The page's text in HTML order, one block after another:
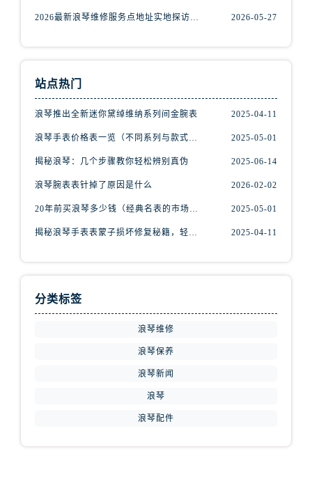
江苏省淮安市清江浦区淮海北路浪琴售后服务中心（需提前预约）
江苏省徐州市鼓楼区淮海东路29号苏宁广场IFC国际金融中心35层3508室浪琴售后服务中心（需提前预约）
江苏省盐城市盐都区世纪大道5号盐城金融城写字楼1号楼16层1604室浪琴售后服务中心（需提前预约）
江苏省扬州市邗江区国展路29号星耀天地写字楼1号楼18层1803室浪琴售后服务中心（需提前预约）
江西省吉安市吉州区井冈山大道浪琴售后服务中心（需提前预约）
2026最新浪琴维修服务点地址实地探访报告 2026-05-27
站点热门
浪琴推出全新迷你黛绰维纳系列间金腕表 2025-04-11
浪琴手表价格表一览（不同系列与款式的价格区间） 2025-05-01
揭秘浪琴：几个步骤教你轻松辨别真伪 2025-06-14
浪琴腕表表针掉了原因是什么 2026-02-02
20年前买浪琴多少钱（经典名表的市场价值回顾） 2025-05-01
揭秘浪琴手表表蒙子损坏修复秘籍，轻松重获透明之美！ 2025-04-11
分类标签
浪琴维修
浪琴保养
浪琴新闻
浪琴
浪琴配件